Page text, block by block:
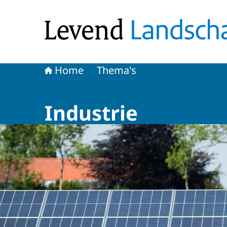
Home Thema's
Industrie